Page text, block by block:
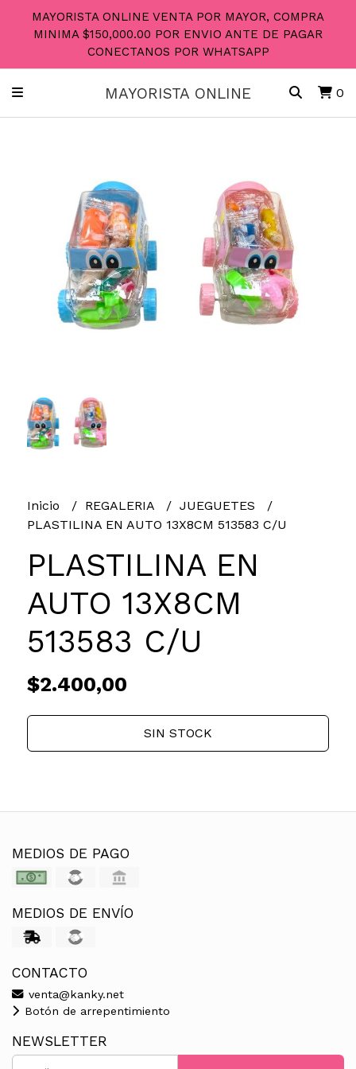
MAYORISTA ONLINE VENTA POR MAYOR, COMPRA
MINIMA $150,000.00 POR ENVIO ANTE DE PAGAR
CONECTANOS POR WHATSAPP
MAYORISTA ONLINE 0
Inicio REGALERIA
JUEGUETES
PLASTILINA EN AUTO 13X8CM 513583 C/U
PLASTILINA EN
AUTO 13X8CM
513583 C/U
$2.400,00
SIN STOCK
MEDIOS DE PAGO
MEDIOS DE ENVÍO
CONTACTO
venta@kanky.net
Botón de arrepentimiento
NEWSLETTER